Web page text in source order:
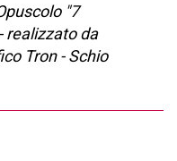
"7
realizzato da
Tron - Schio